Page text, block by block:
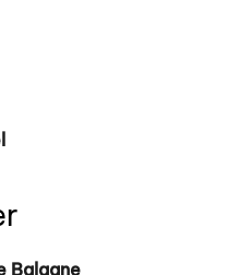
Balagne